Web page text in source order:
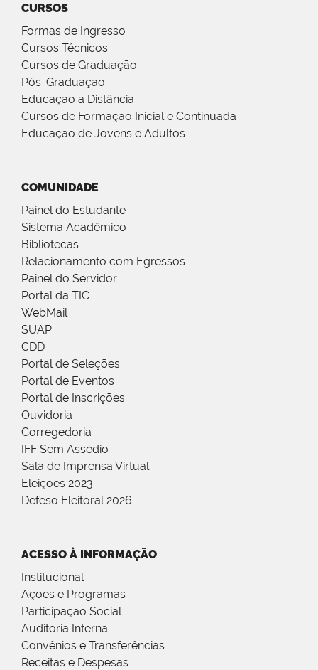
CURSOS
Formas de Ingresso
Cursos Técnicos
Cursos de Graduação
Pós-Graduação
Educação a Distância
Cursos de Formação Inicial e Continuada
Educação de Jovens e Adultos
COMUNIDADE
Painel do Estudante
Sistema Acadêmico
Bibliotecas
Relacionamento com Egressos
Painel do Servidor
Portal da TIC
WebMail
SUAP
CDD
Portal de Seleções
Portal de Eventos
Portal de Inscrições
Ouvidoria
Corregedoria
IFF Sem Assédio
Sala de Imprensa Virtual
Eleições 2023
Defeso Eleitoral 2026
ACESSO À INFORMAÇÃO
Institucional
Ações e Programas
Participação Social
Auditoria Interna
Convênios e Transferências
Receitas e Despesas